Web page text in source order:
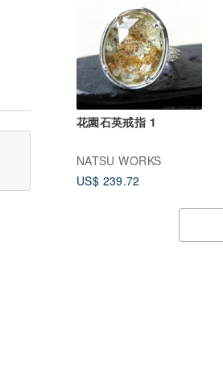
花園石英戒指 1
NATSU WORKS
US$ 239.72